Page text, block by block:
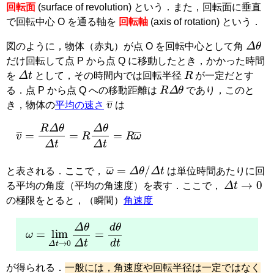
回転面 (surface of revolution) という．また，回転面に垂直
で回転中心 O を通る軸を 回転軸 (axis of rotation) という．
図のように，物体（赤丸）が点 O を回転中心として角
Δ θ
だけ回転して点 P から点 Q に移動したとき，かかった時間
を
Δt
として，その時間内では回転半径
R
が一定だとす
る．点 P から点 Q への移動距離は
R Δθ
であり，このと
き，物体の平均の速さ
v¯
は
v RΔθΔ RΔ θΔt Rω¯
と表される．ここで，
ω Δ θ/ Δ t
は単位時間あたりに回
る平均の角度（平均の角速度）を表す．ここで，
Δt→0
の極限をとると，（瞬間） 角速度
limΔ →0Δ t=d
が得られる． 一般には，角速度や回転半径は一定ではなく